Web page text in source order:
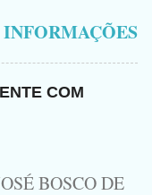
o Lendário
de calibre 12. O
havia matado
Nogueira ,
de 10 Facadas
COM
BOSCO DE